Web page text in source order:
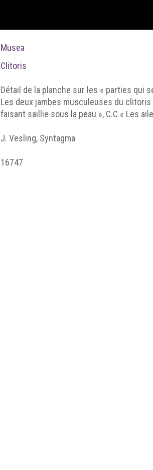
Musea
Clitoris
Détail de la planche sur les « parties qui
Les deux jambes musculeuses du
faisant saillie sous la peau », C.C « Les
J. Vesling, Syntagma
16747